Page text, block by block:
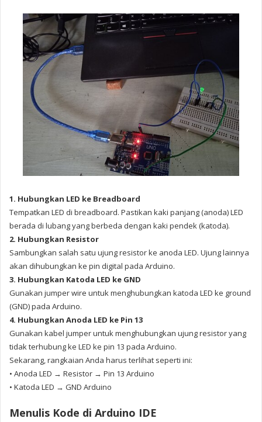
1. Hubungkan LED ke Breadboard
Tempatkan LED di breadboard. Pastikan kaki panjang (anoda) LED
berada di lubang yang berbeda dengan kaki pendek (katoda).
2. Hubungkan Resistor
Sambungkan salah satu ujung resistor ke anoda LED. Ujung lainnya
akan dihubungkan ke pin digital pada Arduino.
3. Hubungkan Katoda LED ke GND
Gunakan jumper wire untuk menghubungkan katoda LED ke ground
(GND) pada Arduino.
4. Hubungkan Anoda LED ke Pin 13
Gunakan kabel jumper untuk menghubungkan ujung resistor yang
tidak terhubung ke LED ke pin 13 pada Arduino.
Sekarang, rangkaian Anda harus terlihat seperti ini:
• Anoda LED → Resistor → Pin 13 Arduino
• Katoda LED → GND Arduino
Menulis Kode di Arduino IDE